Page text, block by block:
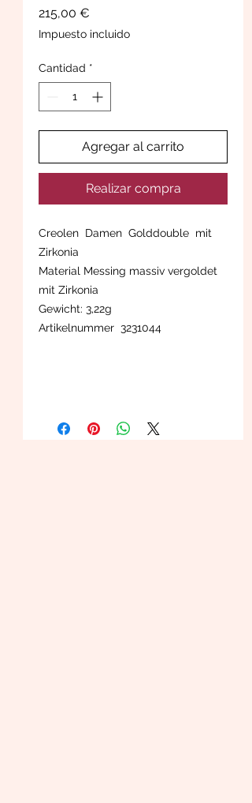
215,00 €
Impuesto incluido
Cantidad *
Agregar al carrito
Realizar compra
Creolen Damen Golddouble mit
Zirkonia
Material Messing massiv vergoldet
mit Zirkonia
Gewicht: 3,22g
Artikelnummer 3231044